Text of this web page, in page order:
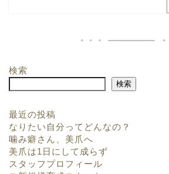
検索
検索
最近の投稿
なりたい自分ってどんなの？
噛み癖さん、美爪へ
美爪は1日にして成らず
スタッフプロフィール